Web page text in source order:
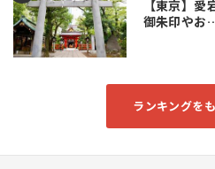
【東京】
御朱印やお
ランキングを